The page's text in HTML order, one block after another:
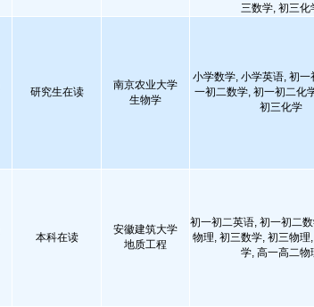
三数学, 初三化
研究生在读
南京农业大学
生物学
小学数学, 小学英语, 初一
一初二数学, 初一初二化
初三化学
本科在读
安徽建筑大学
地质工程
初一初二英语, 初一初二
物理, 初三数学, 初三物理
学, 高一高二物